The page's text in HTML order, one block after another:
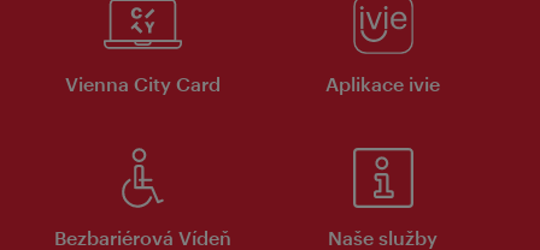
Vienna City Card Aplikace ivie
Bezbariérová Vídeň Naše služby